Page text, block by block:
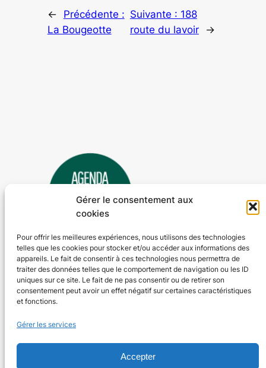
Gérer le consentement aux
cookies
Pour offrir les meilleures expériences, nous utilisons des technologies
telles que les cookies pour stocker et/ou accéder aux informations des
appareils. Le fait de consentir à ces technologies nous permettra de
traiter des données telles que le comportement de navigation ou les ID
uniques sur ce site. Le fait de ne pas consentir ou de retirer son
consentement peut avoir un effet négatif sur certaines caractéristiques
et fonctions.
Gérer les services
Accepter
←
Précédente :
La Bougeotte
Suivante : 188
route du lavoir
→
Agenda 24
L'agenda des manifestations et activités en Dordogne
Tous les événements
Plus d’activités
Nos valeurs